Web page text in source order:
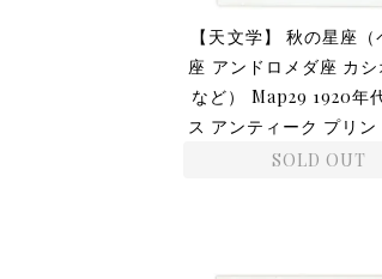
【天文学】 秋の星座（
座 アンドロメダ座 カシ
など） Map29 1920年
ス アンティーク プリ
SOLD OUT